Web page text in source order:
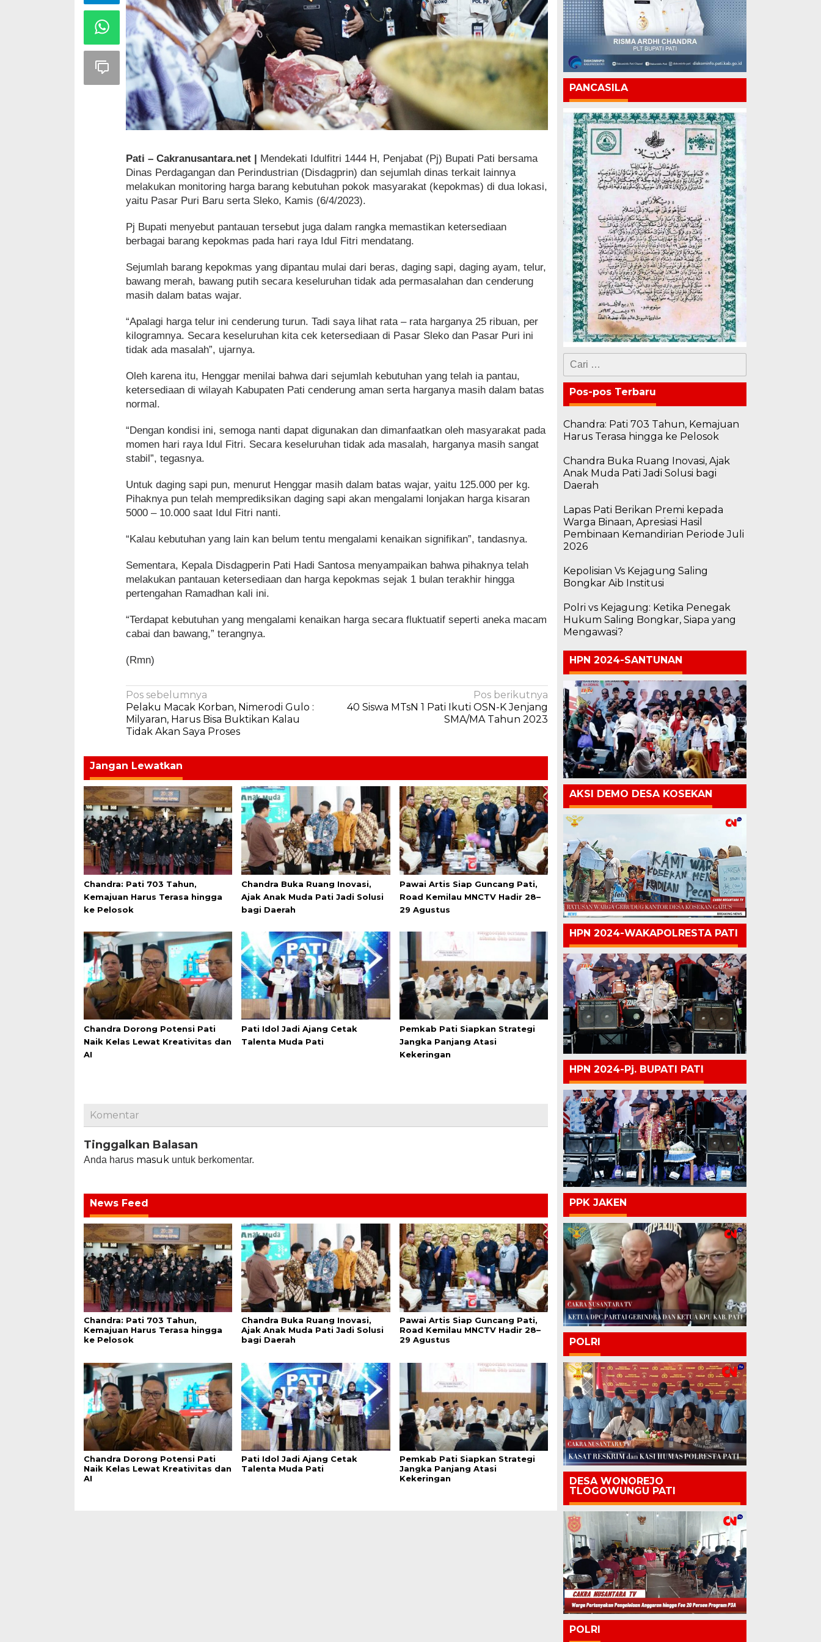
Pati – Cakranusantara.net | Mendekati Idulfitri 1444 H, Penjabat (Pj) Bupati Pati bersama
Dinas Perdagangan dan Perindustrian (Disdagprin) dan sejumlah dinas terkait lainnya
melakukan monitoring harga barang kebutuhan pokok masyarakat (kepokmas) di dua lokasi,
yaitu Pasar Puri Baru serta Sleko, Kamis (6/4/2023).
Pj Bupati menyebut pantauan tersebut juga dalam rangka memastikan ketersediaan
berbagai barang kepokmas pada hari raya Idul Fitri mendatang.
Sejumlah barang kepokmas yang dipantau mulai dari beras, daging sapi, daging ayam, telur,
bawang merah, bawang putih secara keseluruhan tidak ada permasalahan dan cenderung
masih dalam batas wajar.
“Apalagi harga telur ini cenderung turun. Tadi saya lihat rata – rata harganya 25 ribuan, per
kilogramnya. Secara keseluruhan kita cek ketersediaan di Pasar Sleko dan Pasar Puri ini
tidak ada masalah”, ujarnya.
Oleh karena itu, Henggar menilai bahwa dari sejumlah kebutuhan yang telah ia pantau,
ketersediaan di wilayah Kabupaten Pati cenderung aman serta harganya masih dalam batas
normal.
“Dengan kondisi ini, semoga nanti dapat digunakan dan dimanfaatkan oleh masyarakat pada
momen hari raya Idul Fitri. Secara keseluruhan tidak ada masalah, harganya masih sangat
stabil”, tegasnya.
Untuk daging sapi pun, menurut Henggar masih dalam batas wajar, yaitu 125.000 per kg.
Pihaknya pun telah memprediksikan daging sapi akan mengalami lonjakan harga kisaran
5000 – 10.000 saat Idul Fitri nanti.
“Kalau kebutuhan yang lain kan belum tentu mengalami kenaikan signifikan”, tandasnya.
Sementara, Kepala Disdagperin Pati Hadi Santosa menyampaikan bahwa pihaknya telah
melakukan pantauan ketersediaan dan harga kepokmas sejak 1 bulan terakhir hingga
pertengahan Ramadhan kali ini.
“Terdapat kebutuhan yang mengalami kenaikan harga secara fluktuatif seperti aneka macam
cabai dan bawang,” terangnya.
(Rmn)
Navigasi
pos
Pos sebelumnya
Pelaku Macak Korban, Nimerodi Gulo :
Milyaran, Harus Bisa Buktikan Kalau
Tidak Akan Saya Proses
Pos berikutnya
40 Siswa MTsN 1 Pati Ikuti OSN-K Jenjang
SMA/MA Tahun 2023
Jangan Lewatkan
Chandra: Pati 703 Tahun,
Kemajuan Harus Terasa hingga
ke Pelosok
Chandra Buka Ruang Inovasi,
Ajak Anak Muda Pati Jadi Solusi
bagi Daerah
Pawai Artis Siap Guncang Pati,
Road Kemilau MNCTV Hadir 28–
29 Agustus
Chandra Dorong Potensi Pati
Naik Kelas Lewat Kreativitas dan
AI
Pati Idol Jadi Ajang Cetak
Talenta Muda Pati
Pemkab Pati Siapkan Strategi
Jangka Panjang Atasi
Kekeringan
Komentar
Tinggalkan Balasan
Anda harus masuk untuk berkomentar.
News Feed
Chandra: Pati 703 Tahun,
Kemajuan Harus Terasa hingga
ke Pelosok
Chandra Buka Ruang Inovasi,
Ajak Anak Muda Pati Jadi Solusi
bagi Daerah
Pawai Artis Siap Guncang Pati,
Road Kemilau MNCTV Hadir 28–
29 Agustus
Chandra Dorong Potensi Pati
Naik Kelas Lewat Kreativitas dan
AI
Pati Idol Jadi Ajang Cetak
Talenta Muda Pati
Pemkab Pati Siapkan Strategi
Jangka Panjang Atasi
Kekeringan
PANCASILA
Cari
untuk:
Pos-pos Terbaru
Chandra: Pati 703 Tahun, Kemajuan
Harus Terasa hingga ke Pelosok
Chandra Buka Ruang Inovasi, Ajak
Anak Muda Pati Jadi Solusi bagi
Daerah
Lapas Pati Berikan Premi kepada
Warga Binaan, Apresiasi Hasil
Pembinaan Kemandirian Periode Juli
2026
Kepolisian Vs Kejagung Saling
Bongkar Aib Institusi
Polri vs Kejagung: Ketika Penegak
Hukum Saling Bongkar, Siapa yang
Mengawasi?
HPN 2024-SANTUNAN
AKSI DEMO DESA KOSEKAN
HPN 2024-WAKAPOLRESTA PATI
HPN 2024-Pj. BUPATI PATI
PPK JAKEN
POLRI
DESA WONOREJO
TLOGOWUNGU PATI
POLRI